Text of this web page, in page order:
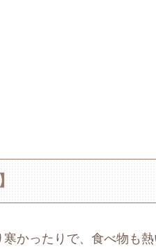
寒かったりで、食べ物も